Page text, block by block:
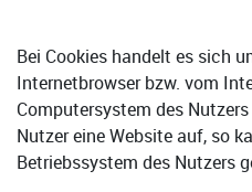
Bei Cookies handelt es sich
Internetbrowser bzw. vom
Computersystem des
Nutzer eine Website auf, so
Betriebssystem des Nutzers